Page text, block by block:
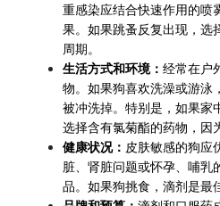
重感染应结合快速作用的喷
果。如果跳蚤反复出现，选
周期。
生活方式和环境： 经常在户
物。如果狗喜欢洗澡或游泳
被冲洗掉。特别是，如果家
选择含有氯菊酯的药物，因
健康状况： 皮肤敏感的狗应
脏、肾脏问题或怀孕、哺乳
品。如果狗挑食，滴剂是最